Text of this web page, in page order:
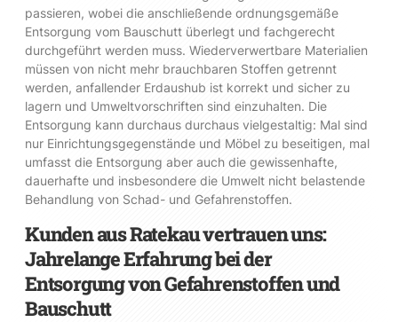
passieren, wobei die anschließende ordnungsgemäße
Entsorgung vom Bauschutt überlegt und fachgerecht
durchgeführt werden muss. Wiederverwertbare Materialien
müssen von nicht mehr brauchbaren Stoffen getrennt
werden, anfallender Erdaushub ist korrekt und sicher zu
lagern und Umweltvorschriften sind einzuhalten. Die
Entsorgung kann durchaus durchaus vielgestaltig: Mal sind
nur Einrichtungsgegenstände und Möbel zu beseitigen, mal
umfasst die Entsorgung aber auch die gewissenhafte,
dauerhafte und insbesondere die Umwelt nicht belastende
Behandlung von Schad- und Gefahrenstoffen.
Kunden aus Ratekau vertrauen uns:
Jahrelange Erfahrung bei der
Entsorgung von Gefahrenstoffen und
Bauschutt